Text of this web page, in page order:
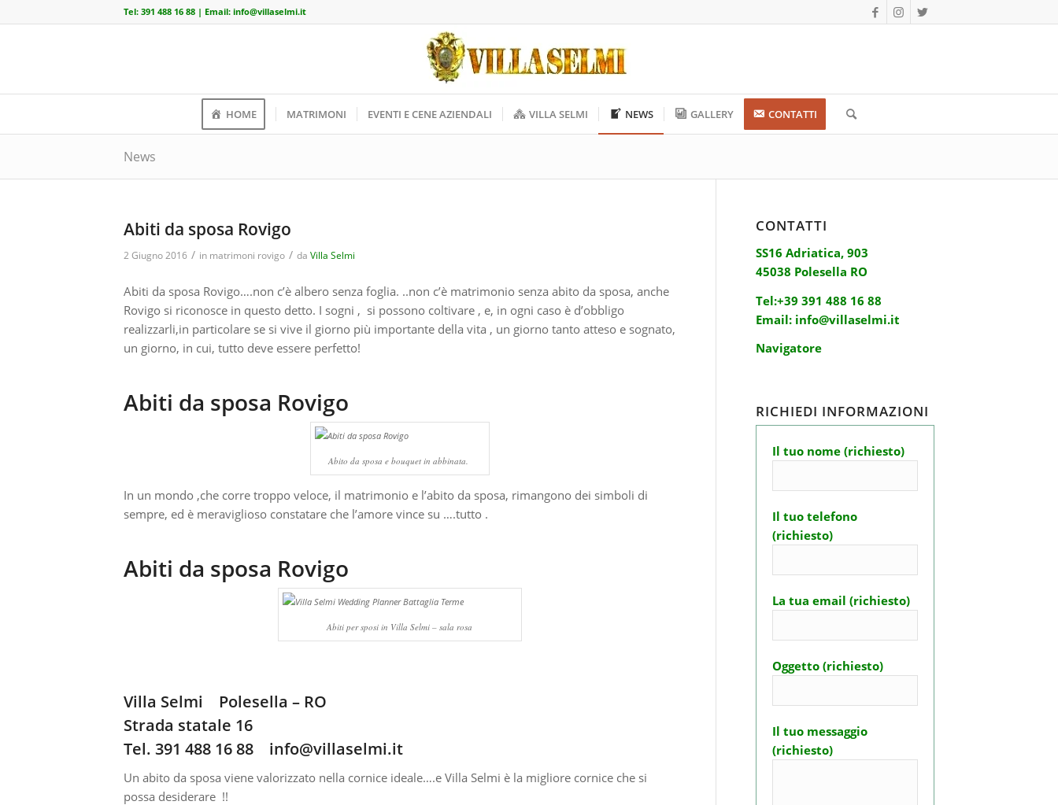
Tel: 391 488 16 88 | Email: info@villaselmi.it
HOME MATRIMONI EVENTI E CENE AZIENDALI VILLA SELMI NEWS GALLERY CONTATTI
News
Abiti da sposa Rovigo
2 Giugno 2016 / in matrimoni rovigo / da Villa Selmi
Abiti da sposa Rovigo….non c’è albero senza foglia. ..non c’è matrimonio senza abito da sposa, anche
Rovigo si riconosce in questo detto. I sogni , si possono coltivare , e, in ogni caso è d’obbligo
realizzarli,in particolare se si vive il giorno più importante della vita , un giorno tanto atteso e sognato,
un giorno, in cui, tutto deve essere perfetto!
Abiti da sposa Rovigo
Abito da sposa e bouquet in abbinata.
In un mondo ,che corre troppo veloce, il matrimonio e l’abito da sposa, rimangono dei simboli di
sempre, ed è meraviglioso constatare che l’amore vince su ….tutto .
Abiti da sposa Rovigo
Abiti per sposi in Villa Selmi – sala rosa
Villa Selmi Polesella – RO
Strada statale 16
Tel. 391 488 16 88 info@villaselmi.it
Un abito da sposa viene valorizzato nella cornice ideale….e Villa Selmi è la migliore cornice che si
possa desiderare !!
CONTATTI
SS16 Adriatica, 903
45038 Polesella RO
Tel:+39 391 488 16 88
Email: info@villaselmi.it
Navigatore
RICHIEDI INFORMAZIONI
Il tuo nome (richiesto)
Il tuo telefono
(richiesto)
La tua email (richiesto)
Oggetto (richiesto)
Il tuo messaggio
(richiesto)